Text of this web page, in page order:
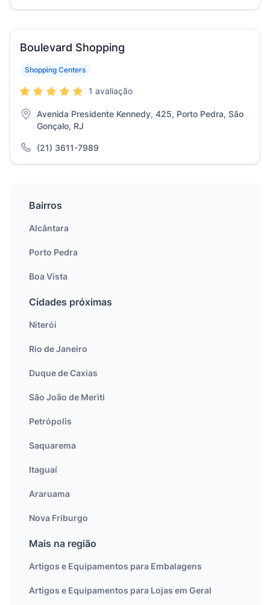
Boulevard Shopping
Shopping Centers
1 avaliação
Avenida Presidente Kennedy, 425, Porto Pedra, São
Gonçalo, RJ
(21) 3611-7989
Bairros
Alcântara
Porto Pedra
Boa Vista
Cidades próximas
Niterói
Rio de Janeiro
Duque de Caxias
São João de Meriti
Petrópolis
Saquarema
Itaguaí
Araruama
Nova Friburgo
Mais na região
Artigos e Equipamentos para Embalagens
Artigos e Equipamentos para Lojas em Geral